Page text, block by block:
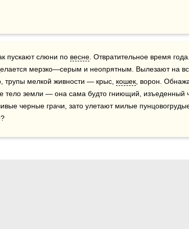
пускают слюни по весне . Отвратительное время
мерзко—серым и неопрятным. Вылезают на
трупы мелкой живности — крыс, кошек , ворон.
тело земли — она сама будто гниющий, изъеденный
черные грачи, зато улетают милые